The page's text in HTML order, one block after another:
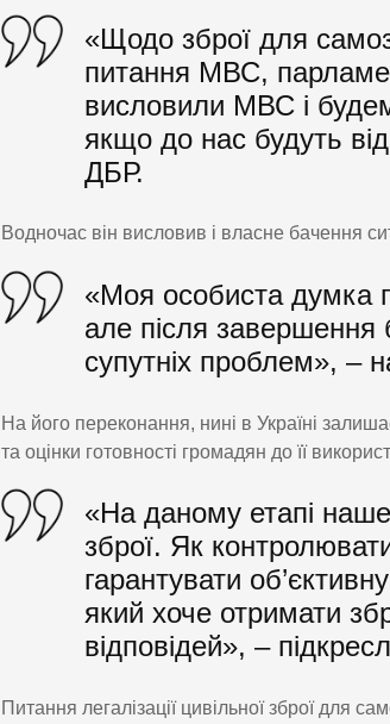
«Щодо зброї для
питання МВС,
висловили МВС і
якщо до нас будуть
ДБР.
Водночас він висловив і власне бачення
«Моя особиста думка
але після завершення
супутніх проблем», –
На його переконання, нині в Україні
та оцінки готовності громадян до її
«На даному етапі
зброї. Як
гарантувати
який хоче отримати
відповідей», –
Питання легалізації цивільної зброї для